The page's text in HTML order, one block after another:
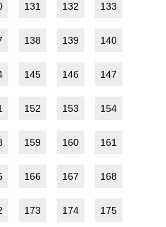
131 132 133
138 139 140
145 146 147
152 153 154
159 160 161
166 167 168
173 174 175